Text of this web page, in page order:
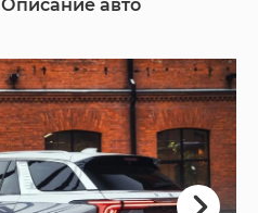
Описание авто